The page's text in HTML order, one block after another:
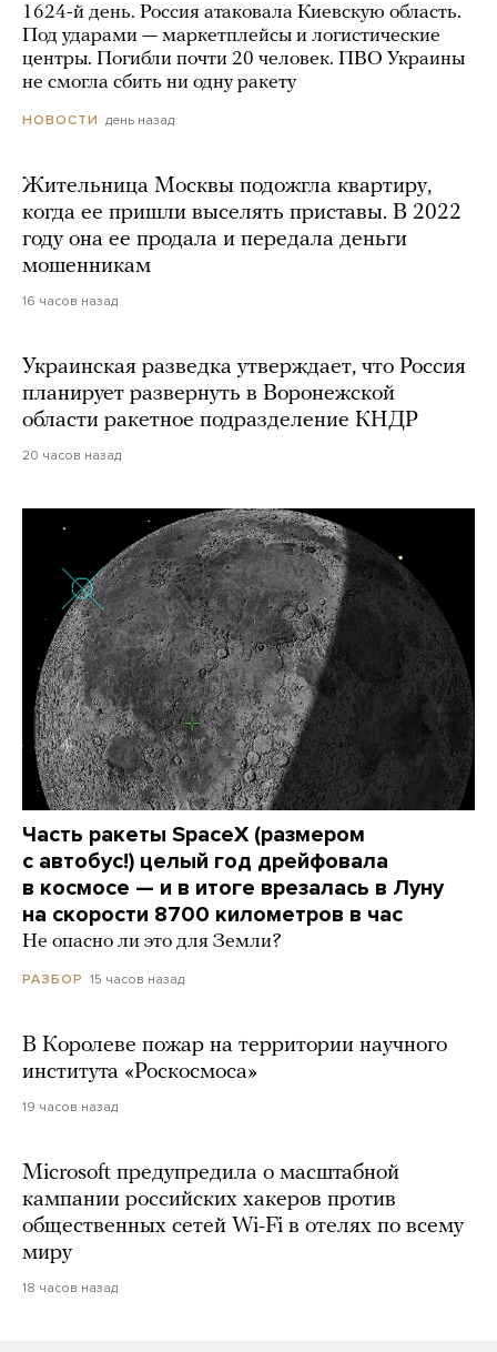
1624-й день. Россия атаковала Киевскую область.
Под ударами — маркетплейсы и логистические
центры. Погибли почти 20 человек. ПВО Украины
не смогла сбить ни одну ракету
НОВОСТИ день назад
Жительница Москвы подожгла квартиру,
когда ее пришли выселять приставы. В 2022
году она ее продала и передала деньги
мошенникам
16 часов назад
Украинская разведка утверждает, что Россия
планирует развернуть в Воронежской
области ракетное подразделение КНДР
20 часов назад
Часть ракеты SpaceX (размером
с автобус!) целый год дрейфовала
в космосе — и в итоге врезалась в Луну
на скорости 8700 километров в час
Не опасно ли это для Земли?
РАЗБОР 15 часов назад
В Королеве пожар на территории научного
института «Роскосмоса»
19 часов назад
Microsoft предупредила о масштабной
кампании российских хакеров против
общественных сетей Wi-Fi в отелях по всему
миру
18 часов назад